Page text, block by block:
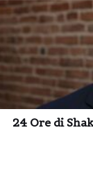
24 Ore di